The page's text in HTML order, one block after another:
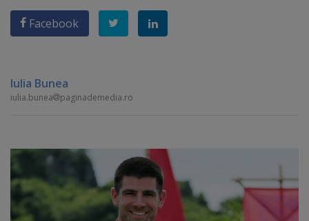
Facebook
Iulia Bunea
iulia.bunea paginademedia.ro